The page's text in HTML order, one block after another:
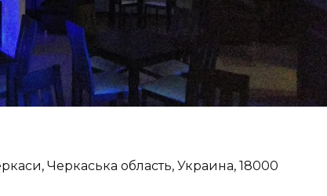
Черкаська область, Украина, 18000